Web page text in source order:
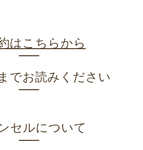
はこちらから
でお読みください
セルについて